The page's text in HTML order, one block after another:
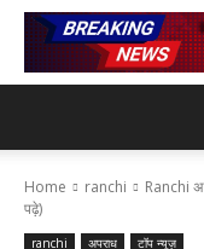
Home ranchi
Ranchi
पढ़े)
ranchi अपराध टॉप न्यूज़